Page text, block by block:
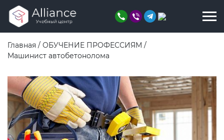
Главная / ОБУЧЕНИЕ ПРОФЕССИЯМ /
Машинист автобетонолома